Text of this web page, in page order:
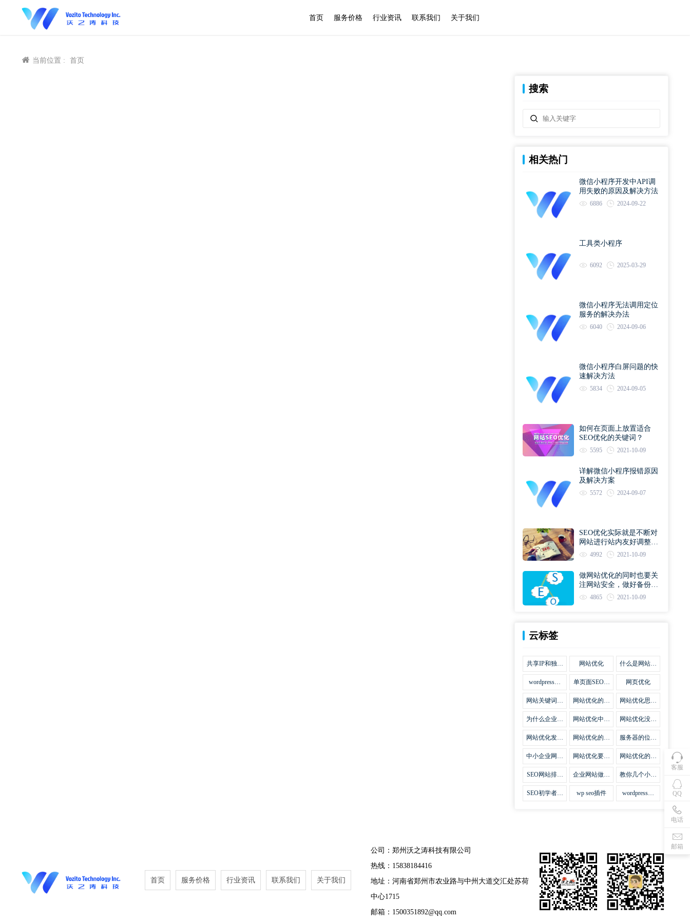
首页 服务价格 行业资讯 联系我们 关于我们
当前位置 : 首页
搜索
相关热门
微信小程序开发中API调
用失败的原因及解决方法
6886 2024-09-22
工具类小程序
6092 2025-03-29
微信小程序无法调用定位
服务的解决办法
6040 2024-09-06
微信小程序白屏问题的快
速解决方法
5834 2024-09-05
如何在页面上放置适合
SEO优化的关键词？
5595 2021-10-09
详解微信小程序报错原因
及解决方案
5572 2024-09-07
SEO优化实际就是不断对
网站进行站内友好调整直
到符合优化规则
4992 2021-10-09
做网站优化的同时也要关
注网站安全，做好备份工
作 4865 2021-10-09
云标签
共享IP和独立
网站优化
什么是网站优
wordpress网
集插件
单页面SEO网
网页优化
网站关键词优
么
网站优化的误
网站优化思路
要
为什么企业网
网站SEO优
网站优化中关
干问题
网站优化没有
味道
网站优化发挥
网站优化的费
服务器的位置
影响
中小企业网站
法
网站优化要不
网站优化的逆
SEO网站排名
法宝
企业网站做好
势
教你几个小技
页优化
SEO初学者，
wp seo插件
wordpress插
客服
QQ
电话
邮箱
首页 服务价格 行业资讯 联系我们 关于我们
公司：郑州沃之涛科技有限公司
热线：15838184416
地址：河南省郑州市农业路与中州大道交汇处苏荷
中心1715
邮箱：1500351892@qq.com